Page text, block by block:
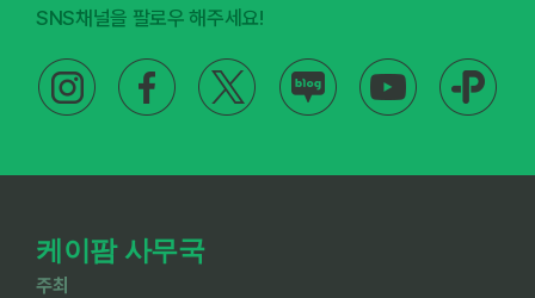
SNS채널을 팔로우 해주세요!
케이팜 사무국
주최